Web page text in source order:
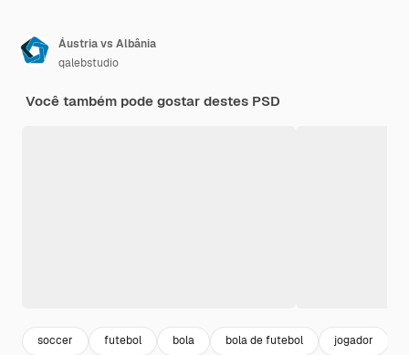
Áustria vs Albânia
qalebstudio
Você também pode gostar destes PSD
soccer futebol bola bola de futebol jogador